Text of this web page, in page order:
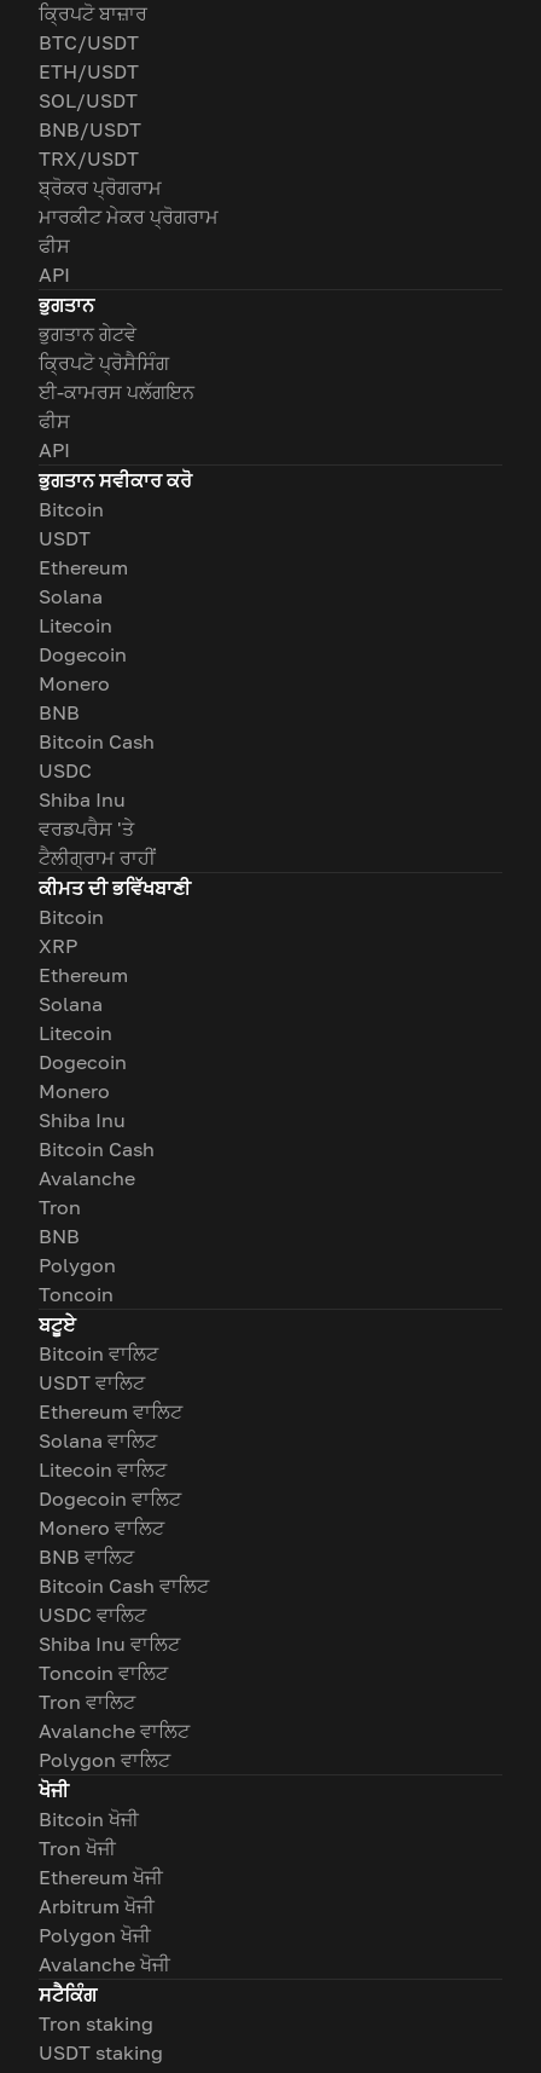
ਕ੍ਰਿਪਟੋ ਬਾਜ਼ਾਰ
BTC/USDT
ETH/USDT
SOL/USDT
BNB/USDT
TRX/USDT
ਬ੍ਰੋਕਰ ਪ੍ਰੋਗਰਾਮ
ਮਾਰਕੀਟ ਮੇਕਰ ਪ੍ਰੋਗਰਾਮ
ਫੀਸ
API
ਭੁਗਤਾਨ
ਭੁਗਤਾਨ ਗੇਟਵੇ
ਕ੍ਰਿਪਟੋ ਪ੍ਰੋਸੈਸਿੰਗ
ਈ-ਕਾਮਰਸ ਪਲੱਗਇਨ
ਫੀਸ
API
ਭੁਗਤਾਨ ਸਵੀਕਾਰ ਕਰੋ
Bitcoin
USDT
Ethereum
Solana
Litecoin
Dogecoin
Monero
BNB
Bitcoin Cash
USDC
Shiba Inu
ਵਰਡਪਰੈਸ 'ਤੇ
ਟੈਲੀਗ੍ਰਾਮ ਰਾਹੀਂ
ਕੀਮਤ ਦੀ ਭਵਿੱਖਬਾਣੀ
Bitcoin
XRP
Ethereum
Solana
Litecoin
Dogecoin
Monero
Shiba Inu
Bitcoin Cash
Avalanche
Tron
BNB
Polygon
Toncoin
ਬਟੂਏ
Bitcoin ਵਾਲਿਟ
USDT ਵਾਲਿਟ
Ethereum ਵਾਲਿਟ
Solana ਵਾਲਿਟ
Litecoin ਵਾਲਿਟ
Dogecoin ਵਾਲਿਟ
Monero ਵਾਲਿਟ
BNB ਵਾਲਿਟ
Bitcoin Cash ਵਾਲਿਟ
USDC ਵਾਲਿਟ
Shiba Inu ਵਾਲਿਟ
Toncoin ਵਾਲਿਟ
Tron ਵਾਲਿਟ
Avalanche ਵਾਲਿਟ
Polygon ਵਾਲਿਟ
ਖੋਜੀ
Bitcoin ਖੋਜੀ
Tron ਖੋਜੀ
Ethereum ਖੋਜੀ
Arbitrum ਖੋਜੀ
Polygon ਖੋਜੀ
Avalanche ਖੋਜੀ
ਸਟੈਕਿੰਗ
Tron staking
USDT staking